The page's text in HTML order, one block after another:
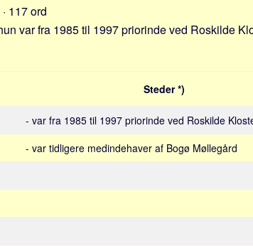
117 ord
var fra 1985 til 1997 priorinde ved Roskilde
Steder *)
- var fra 1985 til 1997 priorinde ved Roskilde
- var tidligere medindehaver af Bogø Møllegård